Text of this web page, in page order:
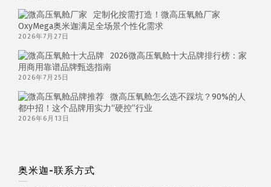
定制化按需打造！微高压氧舱厂家
OxyMega奥米迦满足全场景个性化需求
2026年7月27日
2026微高压氧舱十大品牌排行榜：家
用商用靠谱品牌甄选指南
2026年7月25日
微高压氧舱怎么选不踩坑？90%的人
都中招！这个品牌用实力“硬控”行业
2026年6月13日
奥米迦-联系方式